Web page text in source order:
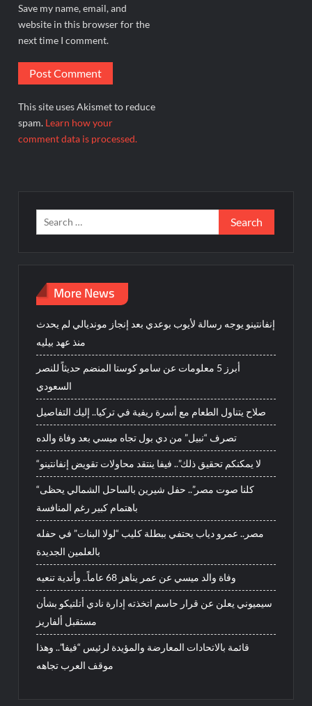
Save my name, email, and
website in this browser for the
next time I comment.
This site uses Akismet to reduce
spam. Learn how your
comment data is processed.
Search
for:
More News
إنفانتينو يوجه رسالة لأيوب بوعدي بعد إنجاز مونديالي لم يحدث
منذ عهد بيليه
أبرز 5 معلومات عن سامو كوستا المنضم حديثاً للنصر
السعودي
صلاح يتناول الطعام مع أسرة ريفية في تركيا.. إليك التفاصيل
تصرف “نبيل” من دي بول تجاه ميسي بعد وفاة والده
“لا يمكنكم تحقيق ذلك”.. فيفا ينتقد محاولات تقويض إنفانتينو
“كلنا صوت مصر”.. حفل شيرين بالساحل الشمالي يحظى
باهتمام كبير رغم المنافسة
مصر.. عمرو دياب يحتفي ببطلة كليب “لولا البنات” في حفله
بالعلمين الجديدة
وفاة والد ميسي عن عمر يناهز 68 عاماً.. وأندية تنعيه
سيميوني يعلن عن قرار حاسم اتخذته إدارة نادي أتلتيكو بشأن
مستقبل ألفاريز
قائمة بالاتحادات المعارضة والمؤيدة لرئيس “فيفا”.. وهذا
موقف العرب تجاهه